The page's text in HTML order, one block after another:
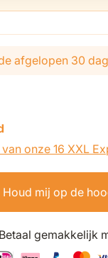
afgelopen 30
van onze 16 XXL
Houd mij op de
Betaal gemakkelijk